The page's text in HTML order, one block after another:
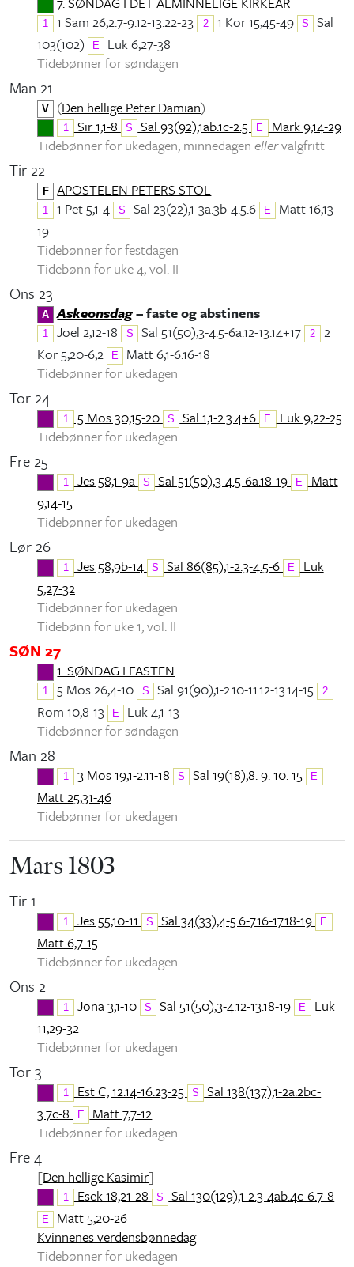
1 1 Sam 26,2.7-9.12-13.22-23 2 1 Kor 15,45-49 S
Sal
103(102)
E
Luk 6,27-38
Tidebønner for søndagen
Man 21
V (Den hellige Peter Damian)
1 Sir 1,1-8 S Sal 93(92),1ab.1c-2.5 E Mark 9,14-29
Tidebønner for ukedagen, minnedagen ellervalgfritt
Tir 22
F APOSTELEN PETERS STOL
1 1 Pet 5,1-4 S Sal 23(22),1-3a.3b-4.5.6 E
Matt 16,13-
19
Tidebønner for festdagen
Tidebønn for uke 4, vol. II
Ons 23
A Askeonsdag– faste og abstinens
1 Joel 2,12-18 S Sal 51(50),3-4.5-6a.12-13.14+17 2
2
Kor 5,20-6,2
E
Matt 6,1-6.16-18
Tidebønner for ukedagen
Tor 24
1 5 Mos 30,15-20 S Sal 1,1-2.3.4+6 E Luk 9,22-25
Tidebønner for ukedagen
Fre 25
1 Jes 58,1-9a S Sal 51(50),3-4.5-6a.18-19 E Matt
9,14-15
Tidebønner for ukedagen
Lør 26
1 Jes 58,9b-14 S Sal 86(85),1-2.3-4.5-6 E Luk
5,27-32
Tidebønner for ukedagen
Tidebønn for uke 1, vol. II
SØN 27
1. SØNDAG I FASTEN
1 5 Mos 26,4-10 S Sal 91(90),1-2.10-11.12-13.14-15 2
Rom 10,8-13 E
Luk 4,1-13
Tidebønner for søndagen
Man 28
1 3 Mos 19,1-2.11-18 S Sal 19(18),8. 9. 10. 15 E
Matt 25,31-46
Tidebønner for ukedagen
Mars 1803
Tir 1
1 Jes 55,10-11 S Sal 34(33),4-5.6-7.16-17.18-19 E
Matt 6,7-15
Tidebønner for ukedagen
Ons 2
1 Jona 3,1-10 S Sal 51(50),3-4.12-13.18-19 E
Luk
11,29-32
Tidebønner for ukedagen
Tor 3
1 Est C, 12.14-16.23-25 S
Sal 138(137),1-2a.2bc-
3.7c-8
E
Matt 7,7-12
Tidebønner for ukedagen
Fre 4
[Den hellige Kasimir]
1 Esek 18,21-28 S Sal 130(129),1-2.3-4ab.4c-6.7-8
E
Matt 5,20-26
Kvinnenes verdensbønnedag
Tidebønner for ukedagen